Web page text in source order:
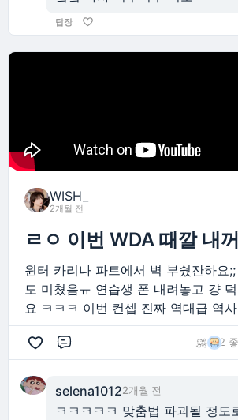
답장
WISH_
2개월 전
ㄹㅇ 이번 WDA 때깔 내
윈터 카리나 파트에서 벽 부쉈잔하요
도 미쳤음ㅠ 연습생 폰 내려놓고 걍
요 ㅋㅋㅋ 이번 컨셉 진짜 역대급 역
2
selena10122개월 전
ㅋㅋㅋㅋㅋ 맞춤법 파괴될 정도